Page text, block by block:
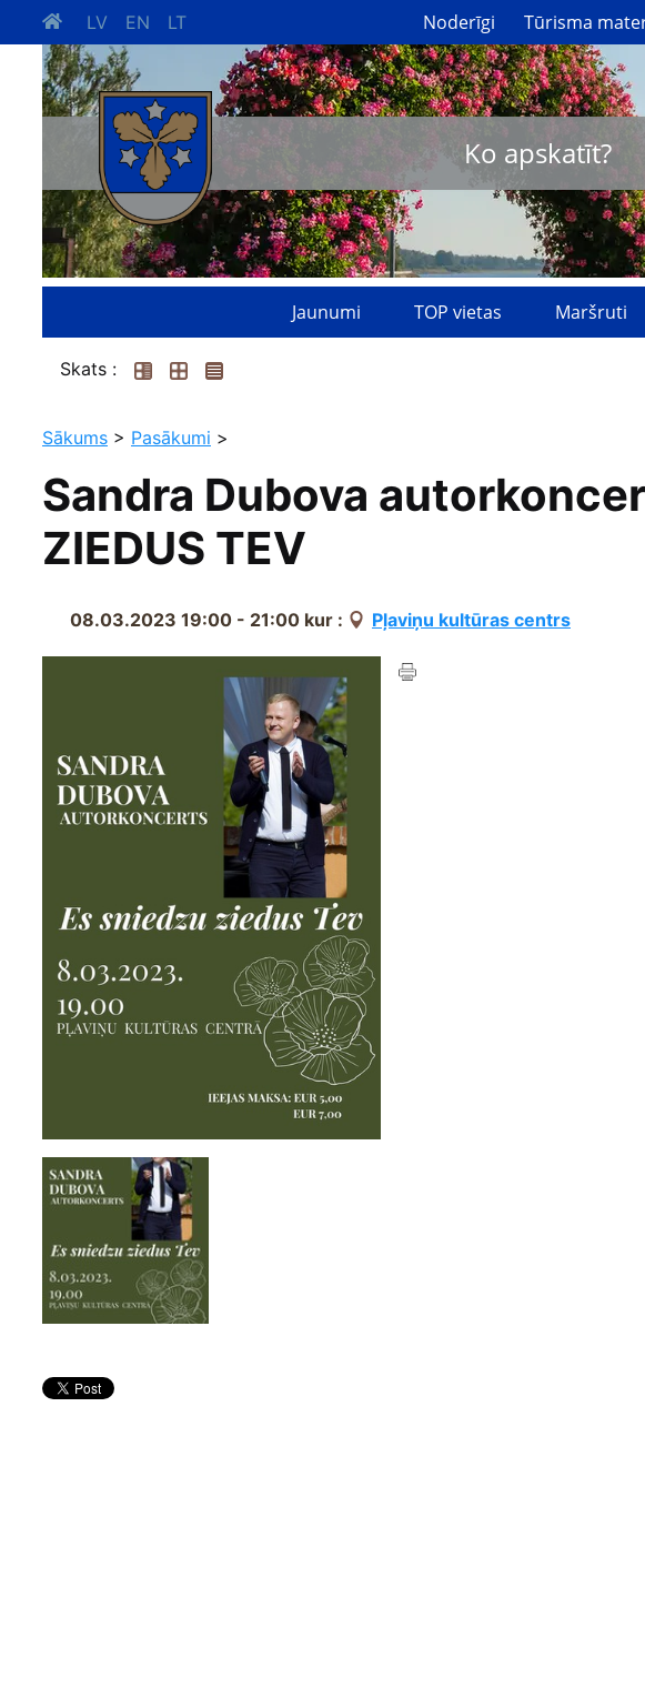
LV EN LT Noderīgi Tūrisma
Ko apskatīt?
Jaunumi TOP vietas Maršruti
Skats :
Sākums > Pasākumi >
Sandra Dubova
ZIEDUS TEV
08.03.2023 19:00 - 21:00 kur : Pļaviņu kultūras centrs